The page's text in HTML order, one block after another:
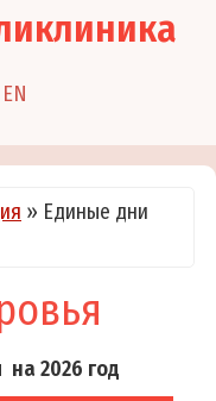
EN
» Единые дни
2026 год